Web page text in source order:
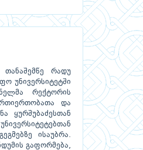
რადუ
უნივერსიტეტში
რექტორის
და
ყურშუბაძესთან
ისაუბრა.
გაფორმება,